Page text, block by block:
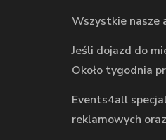
Wszystkie nasze
Jeśli dojazd do
Około tygodnia
Events4all
reklamowych